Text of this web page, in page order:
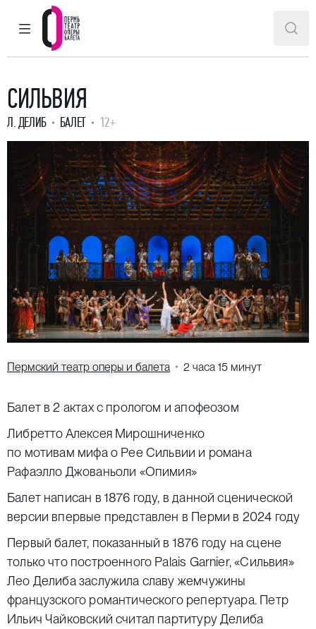
ГЛАВНОЕ МЕНЮ
Пермский театр оперы и балета
СИЛЬВИЯ
Л. ДЕЛИБ БАЛЕТ 12+
Пермский театр оперы и балета 2 часа 15 минут
Балет в 2 актах с прологом и апофеозом
Либретто Алексея Мирошниченко
по мотивам мифа о Рее Сильвии и романа
Рафаэлло Джованьоли «Опимия»
Балет написан в 1876 году, в данной сценической
версии впервые представлен в Перми в 2024 году
Первый балет, показанный в 1876 году на сцене
только что построенного Palais Garnier, «Сильвия»
Лео Делиба заслужила славу жемчужины
французского романтического репертуара. Петр
Ильич Чайковский считал партитуру Делиба